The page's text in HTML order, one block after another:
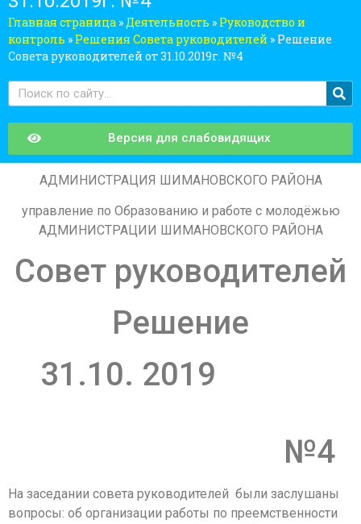
Главная страница »Деятельность » Руководство и
контроль » Решения Совета руководителей » Решение
Совета руководителей от 31.10.2019г. №4
Версия для слабовидящих
АДМИНИСТРАЦИЯ ШИМАНОВСКОГО РАЙОНА
управление по Образованию и работе с молодёжью
АДМИНИСТРАЦИИ ШИМАНОВСКОГО РАЙОНА
Совет руководителей
Решение
31.10. 2019
№4
На заседании совета руководителей были заслушаны
вопросы: об организации работы по преемственности